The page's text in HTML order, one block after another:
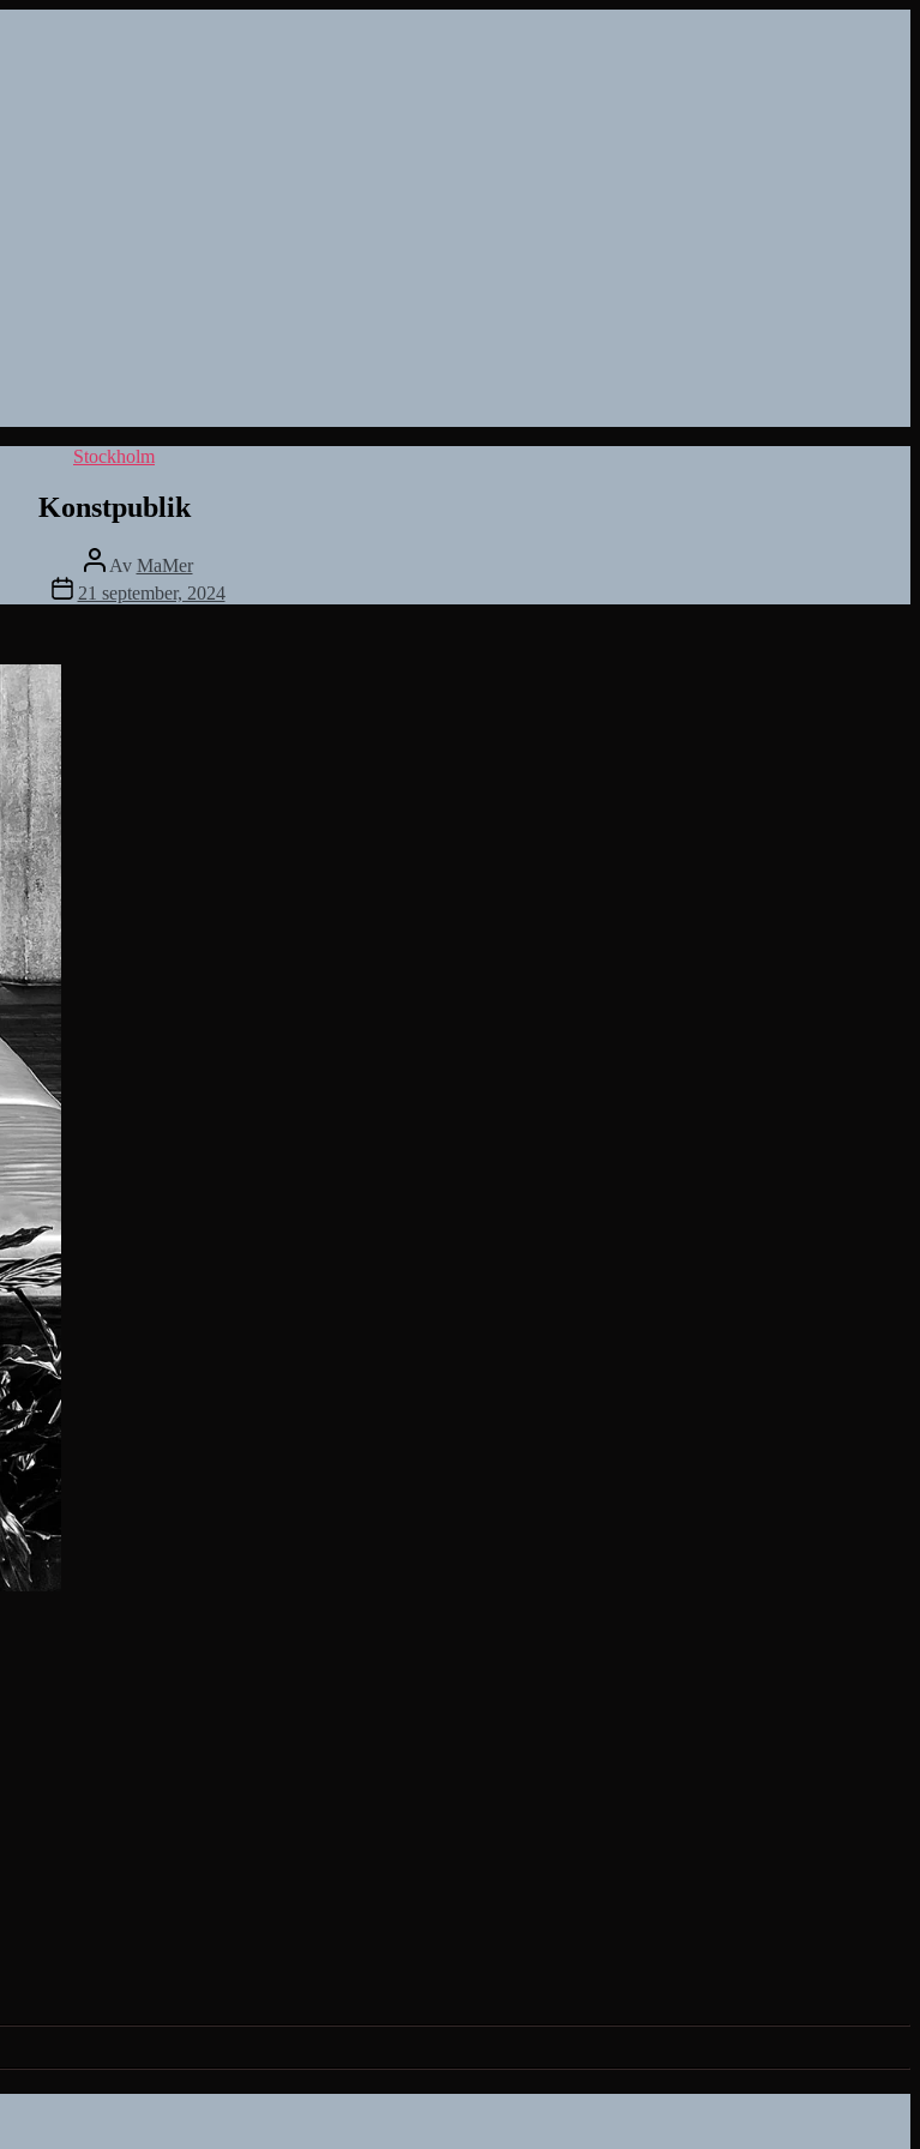
Kategorier
Stockholm
Konstpublik
Inläggsförfattare
Av MaMer
Inläggsdatum
21 september, 2024